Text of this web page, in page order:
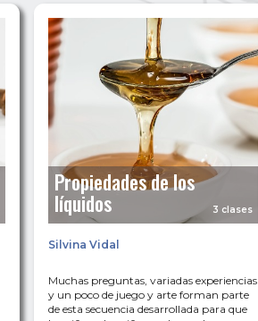
Propiedades de los
líquidos 3 clases
Silvina Vidal
Muchas preguntas, variadas experiencias
y un poco de juego y arte forman parte
de esta secuencia desarrollada para que